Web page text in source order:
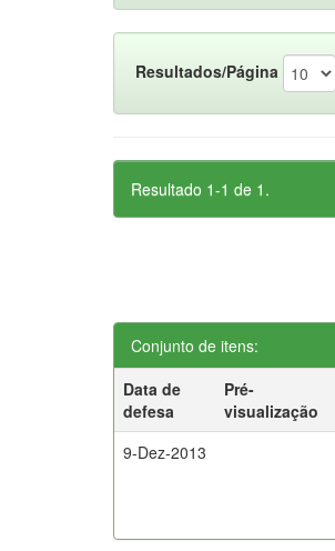
Resultados/Página
Resultado 1-1 de 1.
Conjunto de itens:
Data de
defesa
Pré-
visualização
9-Dez-2013